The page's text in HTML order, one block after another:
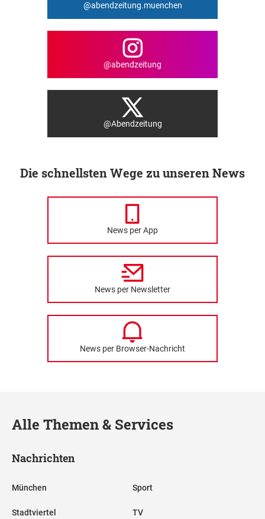
@abendzeitung.muenchen
@abendzeitung
@Abendzeitung
Die schnellsten Wege zu unseren News
News per App
News per Newsletter
News per Browser-Nachricht
Alle Themen & Services
Nachrichten
München
Stadtviertel
Sport
TV